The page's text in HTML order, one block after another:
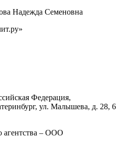
Надежда Семеновна
Федерация,
, ул. Малышева, д. 28, 6
агентства – ООО